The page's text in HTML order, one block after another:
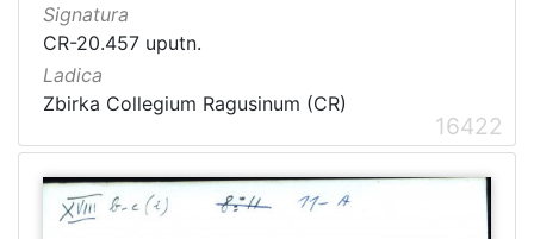
Signatura
CR-20.457 uputn.
Ladica
Zbirka Collegium Ragusinum (CR)
16422